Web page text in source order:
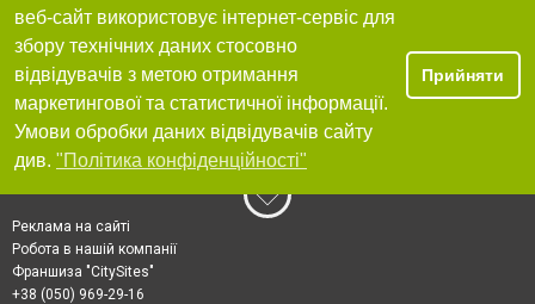
веб-сайт використовує інтернет-сервіс для
збору технічних даних стосовно
відвідувачів з метою отримання
маркетингової та статистичної інформації.
Умови обробки даних відвідувачів сайту
див. "Політика конфіденційності"
Прийняти
Реклама на сайті
Робота в нашій компанії
Франшиза "CitySites"
+38 (050) 969-29-16